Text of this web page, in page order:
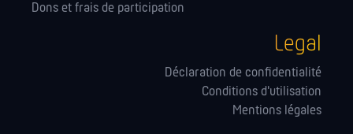
Dons et frais de participation
Legal
Déclaration de confidentialité
Conditions d'utilisation
Mentions légales